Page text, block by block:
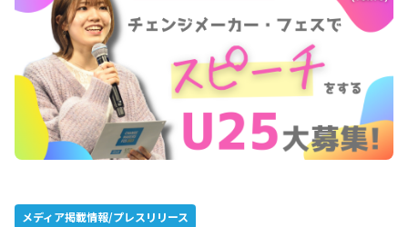
メディア掲載情報/プレスリリース